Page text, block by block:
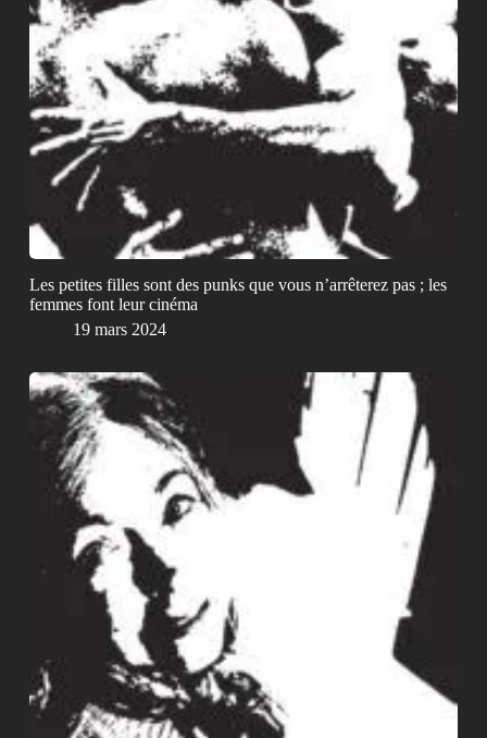
Les petites filles sont des punks que vous n’arrêterez pas ; les
femmes font leur cinéma
19 mars 2024